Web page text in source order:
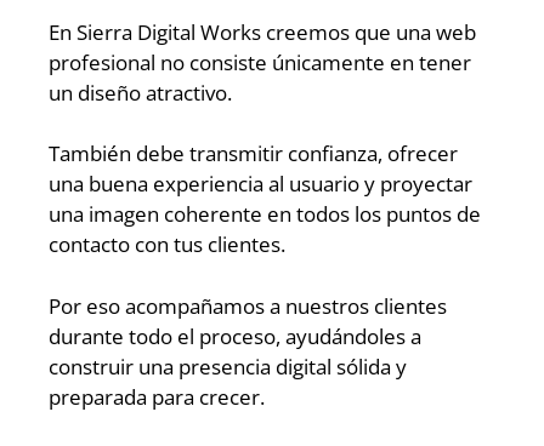
En Sierra Digital Works creemos que una web
profesional no consiste únicamente en tener
un diseño atractivo.
También debe transmitir confianza, ofrecer
una buena experiencia al usuario y proyectar
una imagen coherente en todos los puntos de
contacto con tus clientes.
Por eso acompañamos a nuestros clientes
durante todo el proceso, ayudándoles a
construir una presencia digital sólida y
preparada para crecer.